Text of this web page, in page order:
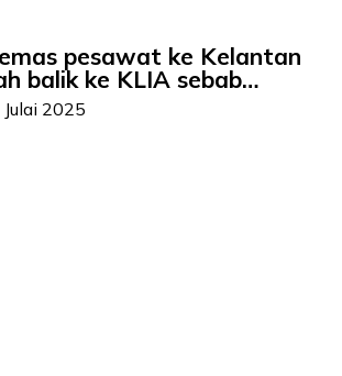
pesawat ke Kelantan
balik ke KLIA sebab…
Julai 2025